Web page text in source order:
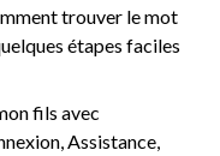
trouver le mot
étapes faciles
fils avec
Assistance,